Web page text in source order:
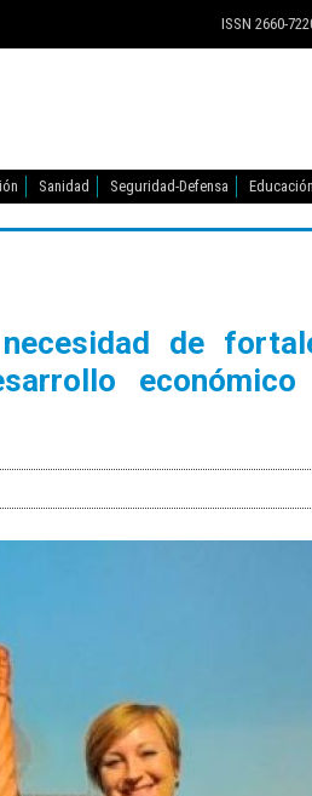
ISSN 2660-
Sanidad Seguridad-Defensa Educación
de